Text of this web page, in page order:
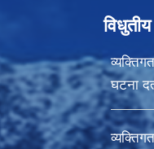
घटना